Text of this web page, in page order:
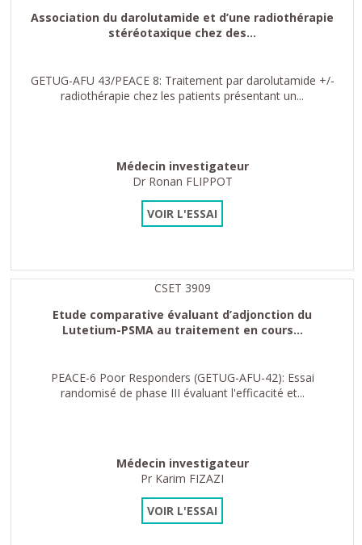
Association du darolutamide et d’une radiothérapie
stéréotaxique chez des...
GETUG-AFU 43/PEACE 8: Traitement par darolutamide +/-
radiothérapie chez les patients présentant un...
Médecin investigateur
Dr Ronan FLIPPOT
VOIR L'ESSAI
CSET 3909
Etude comparative évaluant d’adjonction du
Lutetium-PSMA au traitement en cours...
PEACE-6 Poor Responders (GETUG-AFU-42): Essai
randomisé de phase III évaluant l'efficacité et...
Médecin investigateur
Pr Karim FIZAZI
VOIR L'ESSAI